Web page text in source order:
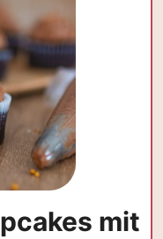
mit